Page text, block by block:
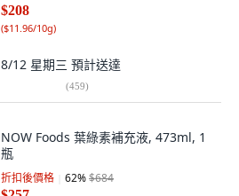
$208
($11.96/10g)
8/12 星期三 預計送達
(459)
NOW Foods 葉綠素補充液, 473ml, 1
瓶
折扣後價格 62%$684